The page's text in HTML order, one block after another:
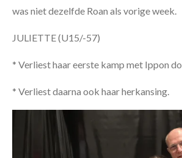
was niet dezelfde Roan als vorige week.
JULIETTE (U15/-57)
* Verliest haar eerste kamp met Ippon
* Verliest daarna ook haar herkansing.